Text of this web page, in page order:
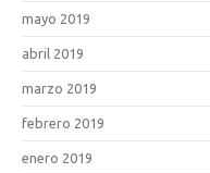
mayo 2019
abril 2019
marzo 2019
febrero 2019
enero 2019